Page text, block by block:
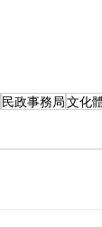
民政事務局文化